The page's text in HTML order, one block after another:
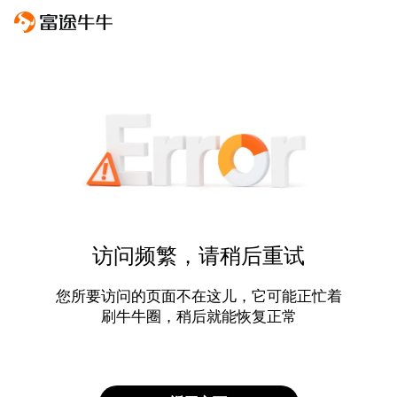
访问频繁，请稍后重试
您所要访问的页面不在这儿，它可能正忙着
刷牛牛圈，稍后就能恢复正常